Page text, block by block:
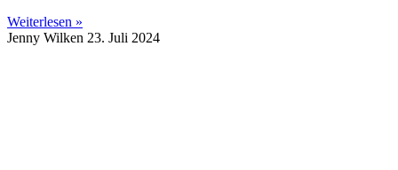
Weiterlesen »
Jenny Wilken 23. Juli 2024